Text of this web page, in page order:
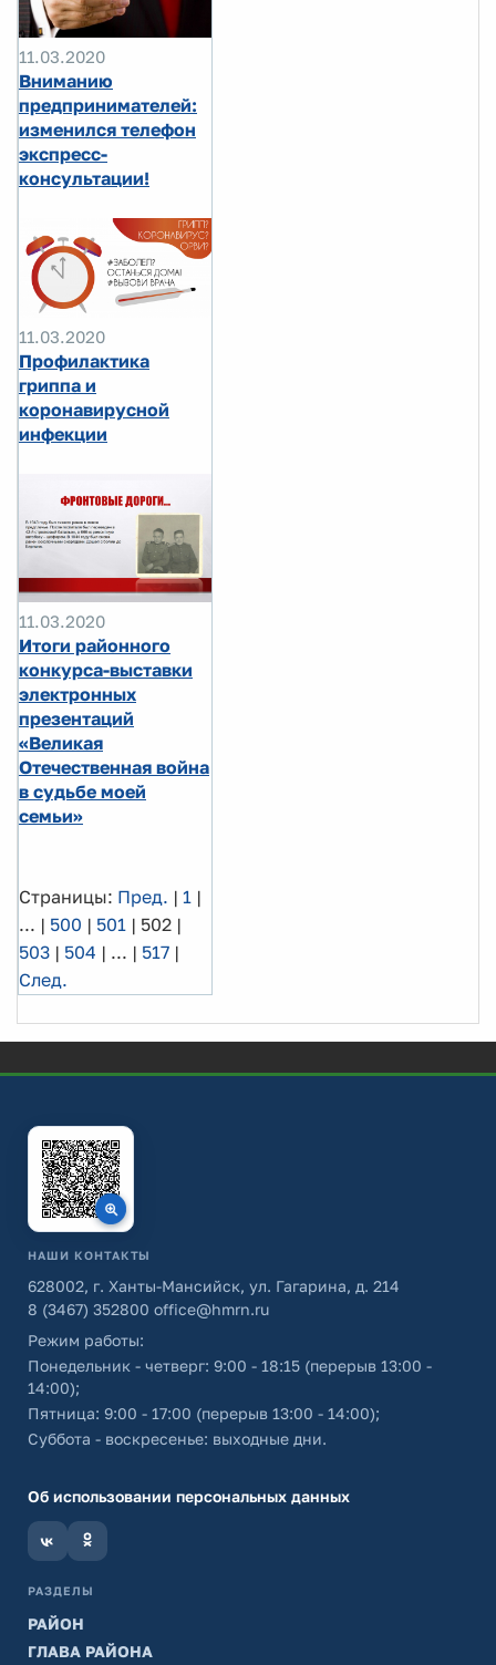
11.03.2020
Вниманию
предпринимателей:
изменился телефон
экспресс-
консультации!
11.03.2020
Профилактика
гриппа и
коронавирусной
инфекции
11.03.2020
Итоги районного
конкурса-выставки
электронных
презентаций
«Великая
Отечественная война
в судьбе моей
семьи»
Страницы: Пред. | 1 |
... | 500 | 501 | 502 |
503 | 504 | ... | 517 |
След.
НАШИ КОНТАКТЫ
628002, г. Ханты-Мансийск, ул. Гагарина, д. 214
8 (3467) 352800 office@hmrn.ru
Режим работы:
Понедельник - четверг: 9:00 - 18:15 (перерыв 13:00 -
14:00);
Пятница: 9:00 - 17:00 (перерыв 13:00 - 14:00);
Суббота - воскресенье: выходные дни.
Об использовании персональных данных
РАЗДЕЛЫ
РАЙОН
ГЛАВА РАЙОНА